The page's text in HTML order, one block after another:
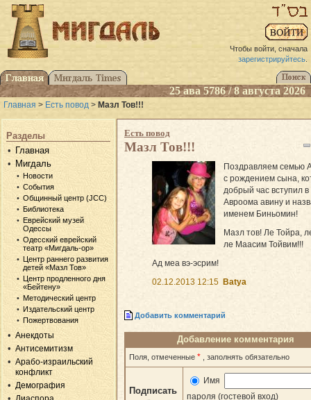
Чтобы войти, сначала
зарегистрируйтесь.
25 ава 5786 / 8 августа 2026
Главная > Есть повод > Мазл Тов!!!
Разделы
Главная
Мигдаль
Новости
События
Общинный центр (JCC)
Библиотека
Еврейский музей
Одессы
Одесский еврейский
театр «Мигдаль-ор»
Центр раннего развития
детей «Мазл Тов»
Центр продленного дня
«Бейтену»
Методический центр
Издательский центр
Пожертвования
Анекдоты
Антисемитизм
Арабо-израильский
конфликт
Демография
Есть повод
Мазл Тов!!!
Поздравляем семью
с рождением сына,
добрый час вступил в
Авроома авину и
именем Биньомин!
Мазл тов! Ле Тойра,
ле Маасим Тойвим!!!
Ад меа вэ-эсрим!
02.12.2013 12:15 Batya
Добавить комментарий
Добавление комментария
Поля, отмеченные * , заполнять обязательно
Подписать
Имя
пароля (гостевой вход)